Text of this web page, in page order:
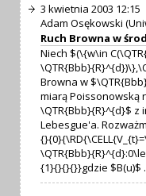
3 kwietnia 2003 12:15
Adam Osękowski
Ruch Browna w
Niech $(\{w\in
Browna w
miarą Poissonowską
\QTR{Bbb}{R}^{d}$ z
Lebesgue'a.
{1}{}{}{}}gdzie $B(u)$